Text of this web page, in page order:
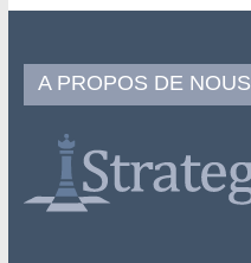
A PROPOS DE NOUS